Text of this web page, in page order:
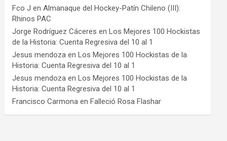
Fco J enAlmanaque del Hockey-Patín Chileno (III):
Rhinos PAC
Jorge Rodríguez Cáceres enLos Mejores 100 Hockistas
de la Historia: Cuenta Regresiva del 10 al 1
Jesus mendoza enLos Mejores 100 Hockistas de la
Historia: Cuenta Regresiva del 10 al 1
Jesus mendoza enLos Mejores 100 Hockistas de la
Historia: Cuenta Regresiva del 10 al 1
Francisco Carmona enFalleció Rosa Flashar